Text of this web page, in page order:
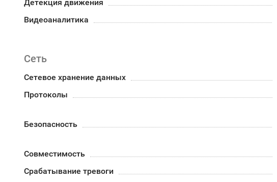
Детекция движения
Видеоаналитика
Сеть
Сетевое хранение данных
Протоколы
Безопасность
Совместимость
Срабатывание тревоги